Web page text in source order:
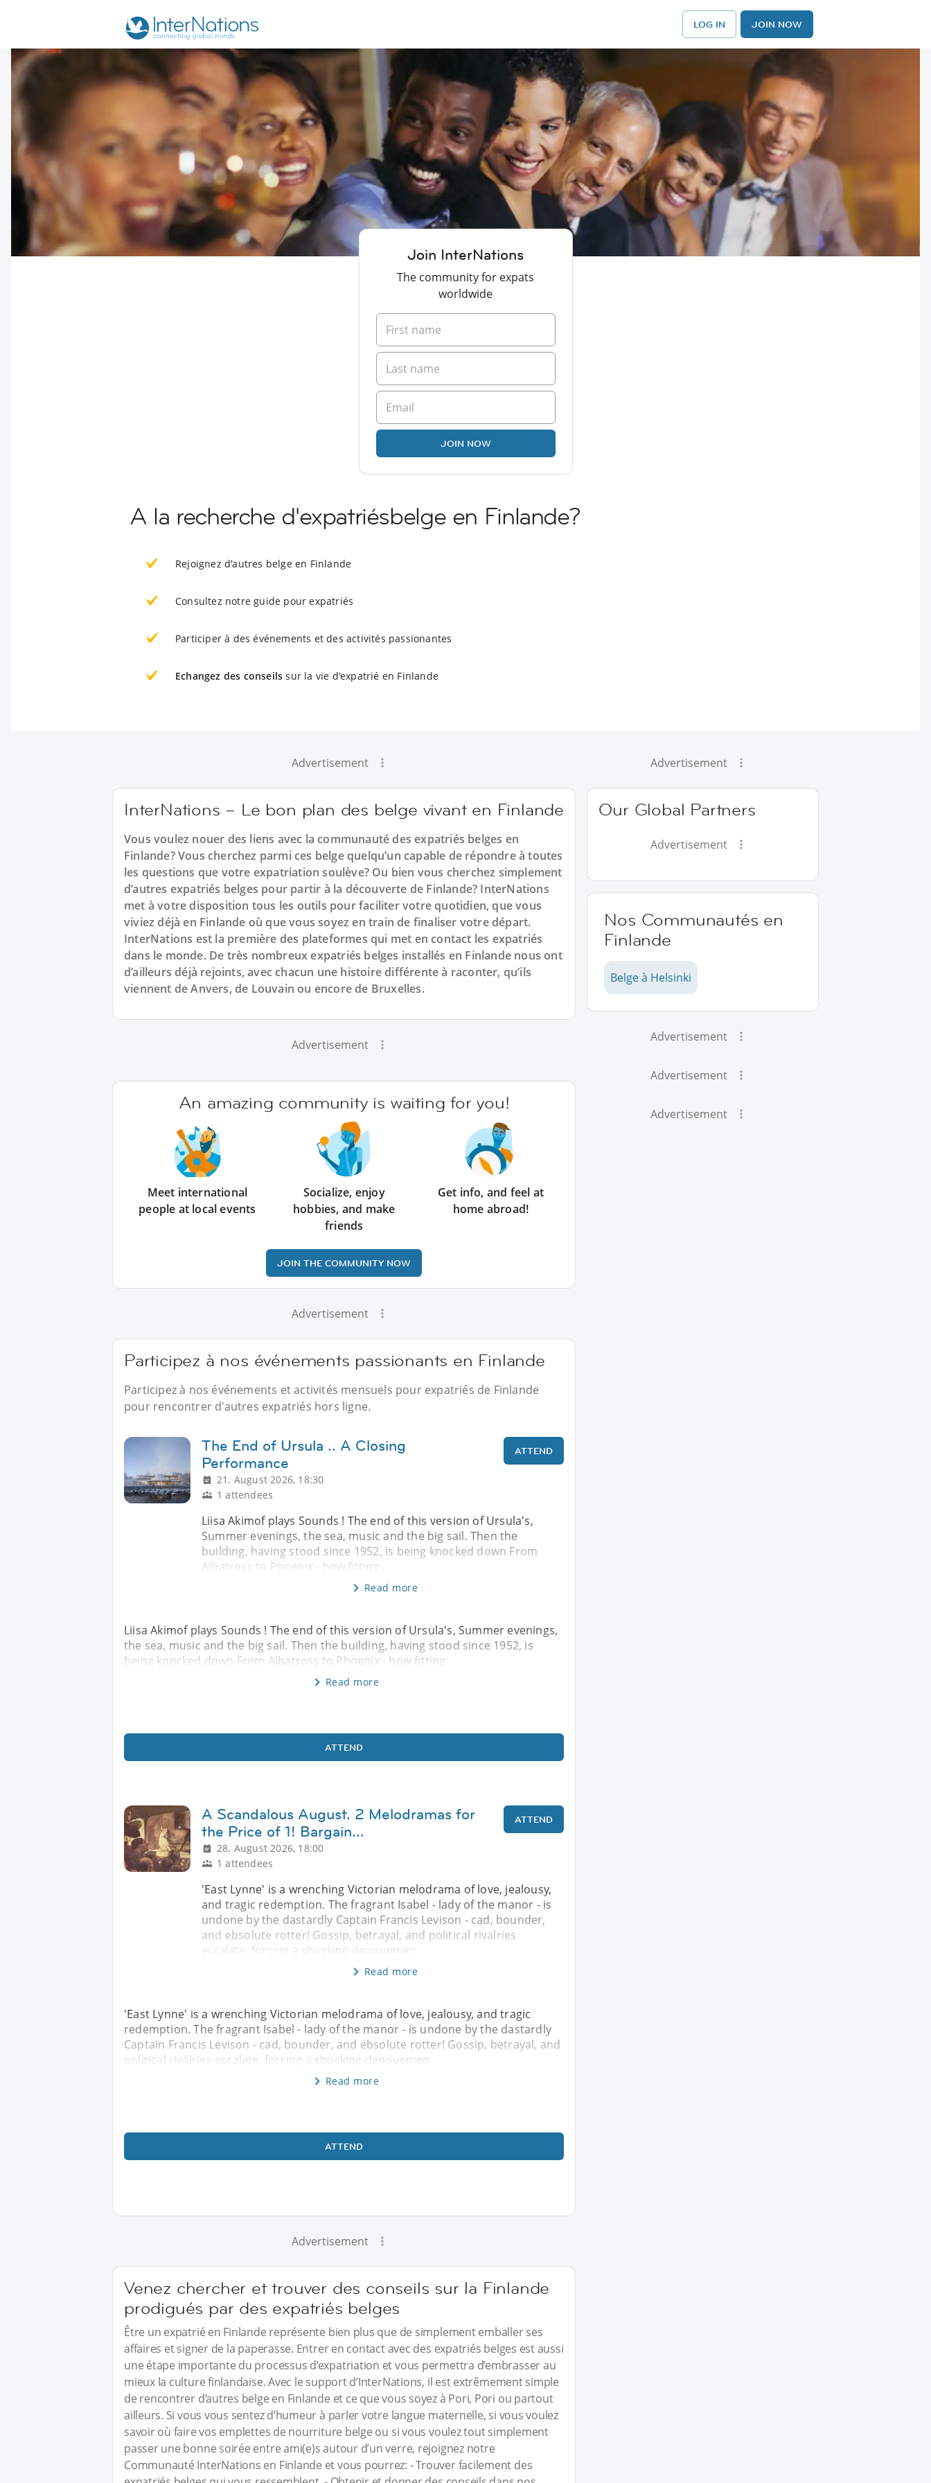
LOG IN JOIN NOW
Join InterNations
The community for expats
worldwide
JOIN NOW
A la recherche d'expatriésbelge en Finlande?
Rejoignez d'autres belge en Finlande
Consultez notre guide pour expatriés
Participer à des événements et des activités passionantes
Echangez des conseils sur la vie d'expatrié en Finlande
Advertisement
InterNations – Le bon plan des belge vivant en Finlande
Vous voulez nouer des liens avec la communauté des expatriés belges en
Finlande? Vous cherchez parmi ces belge quelqu’un capable de répondre à toutes
les questions que votre expatriation soulève? Ou bien vous cherchez simplement
d’autres expatriés belges pour partir à la découverte de Finlande? InterNations
met à votre disposition tous les outils pour faciliter votre quotidien, que vous
viviez déjà en Finlande où que vous soyez en train de finaliser votre départ.
InterNations est la première des plateformes qui met en contact les expatriés
dans le monde. De très nombreux expatriés belges installés en Finlande nous ont
d’ailleurs déjà rejoints, avec chacun une histoire différente à raconter, qu’ils
viennent de Anvers, de Louvain ou encore de Bruxelles.
Advertisement
An amazing community is waiting for you!
Meet international
people at local events
Socialize, enjoy
hobbies, and make
friends
Get info, and feel at
home abroad!
JOIN THE COMMUNITY NOW
Advertisement
Participez à nos événements passionants en Finlande
Participez à nos événements et activités mensuels pour expatriés de Finlande
pour rencontrer d'autres expatriés hors ligne.
The End of Ursula .. A Closing
Performance
21. August 2026, 18:30
1 attendees
ATTEND
Liisa Akimof plays Sounds ! The end of this version of Ursula's,
Summer evenings, the sea, music and the big sail. Then the
building, having stood since 1952, is being knocked down From
Albatross to Phoenix - how fitting .
Read more
Liisa Akimof plays Sounds ! The end of this version of Ursula's, Summer evenings,
the sea, music and the big sail. Then the building, having stood since 1952, is
being knocked down From Albatross to Phoenix - how fitting .
Read more
ATTEND
A Scandalous August. 2 Melodramas for
the Price of 1! Bargain...
28. August 2026, 18:00
1 attendees
ATTEND
'East Lynne' is a wrenching Victorian melodrama of love, jealousy,
and tragic redemption. The fragrant Isabel - lady of the manor - is
undone by the dastardly Captain Francis Levison - cad, bounder,
and ebsolute rotter! Gossip, betrayal, and political rivalries
escalate, forcing a shocking denouemen
Read more
'East Lynne' is a wrenching Victorian melodrama of love, jealousy, and tragic
redemption. The fragrant Isabel - lady of the manor - is undone by the dastardly
Captain Francis Levison - cad, bounder, and ebsolute rotter! Gossip, betrayal, and
political rivalries escalate, forcing a shocking denouemen
Read more
ATTEND
Advertisement
Venez chercher et trouver des conseils sur la Finlande
prodigués par des expatriés belges
Être un expatrié en Finlande représente bien plus que de simplement emballer ses
affaires et signer de la paperasse. Entrer en contact avec des expatriés belges est aussi
une étape importante du processus d’expatriation et vous permettra d’embrasser au
mieux la culture finlandaise. Avec le support d’InterNations, il est extrêmement simple
de rencontrer d’autres belge en Finlande et ce que vous soyez à Pori, Pori ou partout
ailleurs. Si vous vous sentez d’humeur à parler votre langue maternelle, si vous voulez
savoir où faire vos emplettes de nourriture belge ou si vous voulez tout simplement
passer une bonne soirée entre ami(e)s autour d’un verre, rejoignez notre
Communauté InterNations en Finlande et vous pourrez: - Trouver facilement des
Advertisement
Our Global Partners
Advertisement
Nos Communautés en
Finlande
Belge à Helsinki
Advertisement
Advertisement
Advertisement